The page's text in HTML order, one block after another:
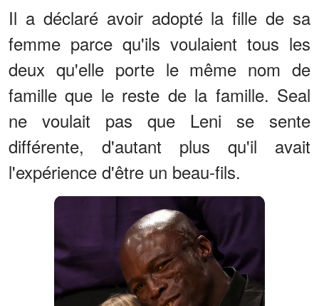
Il a déclaré avoir adopté la fille de sa
femme parce qu'ils voulaient tous les
deux qu'elle porte le même nom de
famille que le reste de la famille. Seal
ne voulait pas que Leni se sente
différente, d'autant plus qu'il avait
l'expérience d'être un beau-fils.